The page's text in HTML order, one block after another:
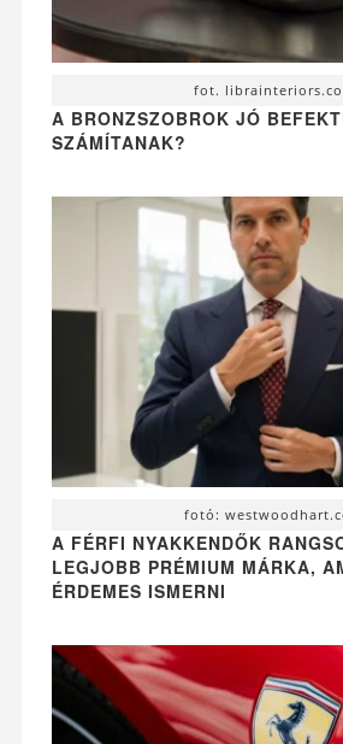
fot.
A BRONZSZOBROK JÓ
SZÁMÍTANAK?
fotó:
A FÉRFI NYAKKENDŐK
LEGJOBB PRÉMIUM MÁRKA,
ÉRDEMES ISMERNI